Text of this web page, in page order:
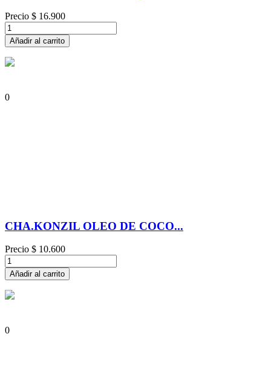
Precio $ 16.900
Añadir al carrito
0
CHA.KONZIL OLEO DE COCO...
Precio $ 10.600
Añadir al carrito
0